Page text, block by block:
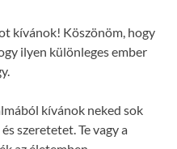
kívánok! Köszönöm, hogy
ilyen különleges ember
kívánok neked sok
szeretetet. Te vagy a